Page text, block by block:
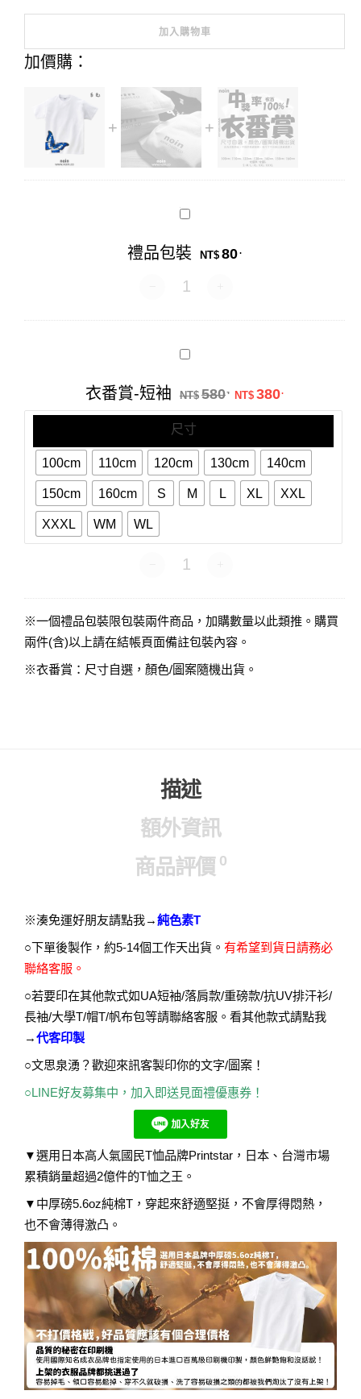
加入購物車
Alternative:
加價購：
禮
裝
禮品包裝 NT$ 80.
禮品包裝 數量
衣
短
袖
衣番賞-短袖 NT$ 580. 原始價格：
NT$ 380.目前價格
尺寸
100cm 110cm 120cm 130cm 140cm
150cm 160cm S M L XL XXL
XXXL WM WL
衣番賞-短袖 數量
※一個禮品包裝限包裝兩件商品，加購數量以此類推。購買
兩件(含)以上請在結帳頁面備註包裝內容。
※衣番賞：尺寸自選，顏色/圖案隨機出貨。
描述
額外資訊
商品評價 0
※湊免運好朋友請點我→純色素T
○下單後製作，約5-14個工作天出貨。 有希望到貨日請務必
聯絡客服。
○若要印在其他款式如UA短袖/落肩款/重磅款/抗UV排汗衫/
長袖/大學T/帽T/帆布包等請聯絡客服。看其他款式請點我
→代客印製
○文思泉湧？歡迎來訊客製印你的文字/圖案！
○LINE好友募集中，加入即送見面禮優惠券！
▼選用日本高人氣國民T恤品牌Printstar，日本、台灣市場
累積銷量超過2億件的T恤之王。
▼中厚磅5.6oz純棉T，穿起來舒適堅挺，不會厚得悶熱，
也不會薄得激凸。